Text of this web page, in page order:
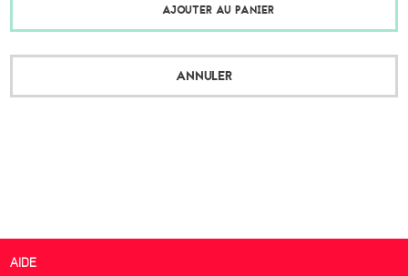
ANNULER
AJOUTER AU PANIER
AIDE